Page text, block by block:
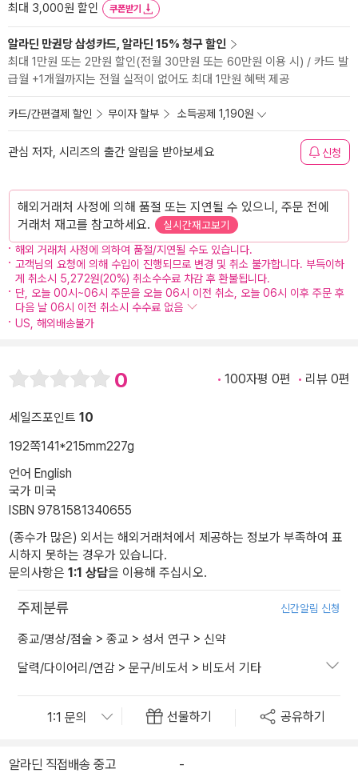
최대 3,000원 할인
쿠폰받기
알라딘 만권당 삼성카드, 알라딘 15% 청구 할인
최대 1만원 또는 2만원 할인(전월 30만원 또는 60만원 이용 시) / 카드 발
급월 +1개월까지는 전월 실적이 없어도 최대 1만원 혜택 제공
카드/간편결제 할인 무이자 할부 소득공제 1,190원
관심 저자, 시리즈의 출간 알림을 받아보세요 신청
해외거래처 사정에 의해 품절 또는 지연될 수 있으니, 주문 전에
거래처 재고를 참고하세요.
실시간재고보기
해외 거래처 사정에 의하여 품절/지연될 수도 있습니다.
고객님의 요청에 의해 수입이 진행되므로 변경 및 취소 불가합니다. 부득이하
게 취소시 5,272원(20%) 취소수수료 차감 후 환불됩니다.
단, 오늘 00시~06시 주문을 오늘 06시 이전 취소, 오늘 06시 이후 주문 후
다음 날 06시 이전 취소시 수수료 없음
US, 해외배송불가
0 100자평 0편 리뷰 0편
세일즈포인트 10
192쪽141*215mm227g
언어 English
국가 미국
ISBN 9781581340655
(종수가 많은) 외서는 해외거래처에서 제공하는 정보가 부족하여 표
시하지 못하는 경우가 있습니다.
문의사항은 1:1 상담을 이용해 주십시오.
주제분류 신간알림 신청
종교/명상/점술 > 종교 > 성서 연구 > 신약
달력/다이어리/연감 > 문구/비도서 > 비도서 기타
선물하기 공유하기
알라딘 직접배송 중고
-